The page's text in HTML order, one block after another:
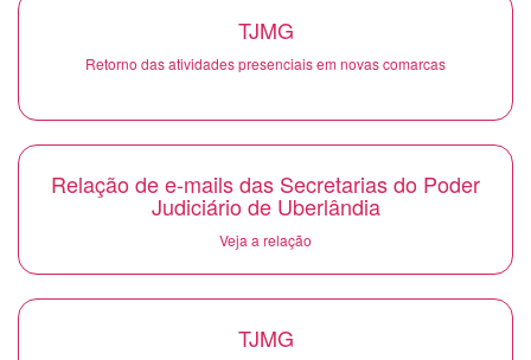
TJMG
Retorno das atividades presenciais em novas comarcas
Relação de e-mails das Secretarias do Poder
Judiciário de Uberlândia
Veja a relação
TJMG